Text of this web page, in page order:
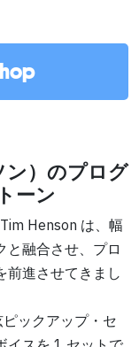
ン）のプログ
ーン
Henson は、幅
と融合させ、プロ
前進させてきまし
ックアップ・セ